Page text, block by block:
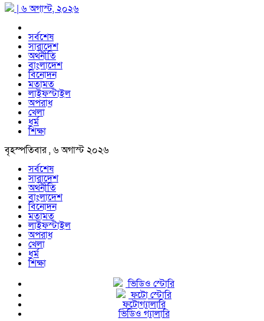
| ৬ অগাস্ট, ২০২৬
সর্বশেষ
সারাদেশ
অর্থনীতি
বাংলাদেশ
বিনোদন
মতামত
লাইফস্টাইল
অপরাধ
খেলা
ধর্ম
শিক্ষা
বৃহস্পতিবার , ৬ অগাস্ট ২০২৬
সর্বশেষ
সারাদেশ
অর্থনীতি
বাংলাদেশ
বিনোদন
মতামত
লাইফস্টাইল
অপরাধ
খেলা
ধর্ম
শিক্ষা
ভিডিও স্টোরি
ফটো স্টোরি
ফটোগ্যালারি
ভিডিও গ্যালারি